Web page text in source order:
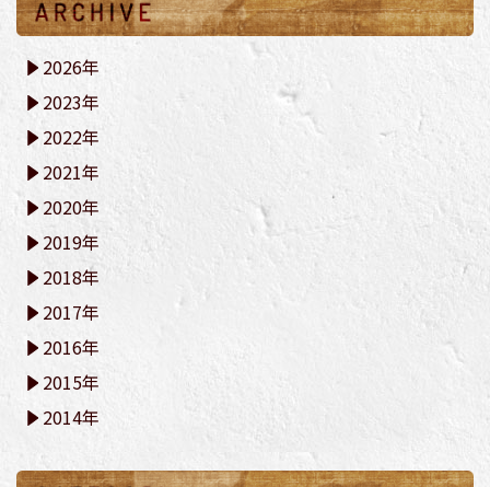
2026年
2023年
2022年
2021年
2020年
2019年
2018年
2017年
2016年
2015年
2014年